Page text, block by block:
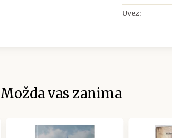
Uvez:
Možda vas zanima